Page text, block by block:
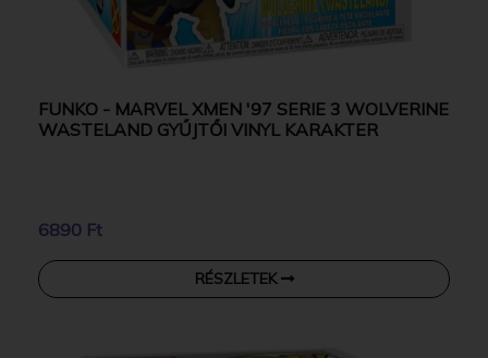
FUNKO - MARVEL XMEN '97 SERIE 3 WOLVERINE
WASTELAND GYŰJTŐI VINYL KARAKTER
6890 Ft
RÉSZLETEK